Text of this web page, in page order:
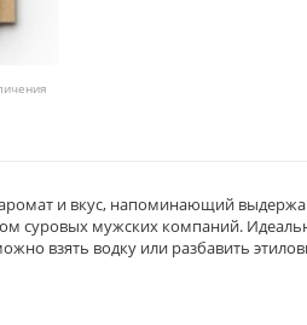
и вкус, напоминающий
суровых мужских компаний.
взять водку или разбавить